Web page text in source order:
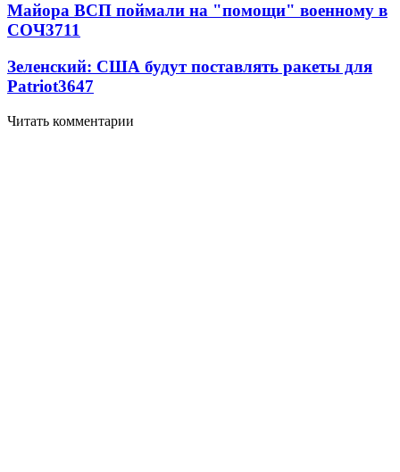
Майора ВСП поймали на "помощи" военному в
СОЧ3711
Зеленский: США будут поставлять ракеты для
Patriot3647
Читать комментарии